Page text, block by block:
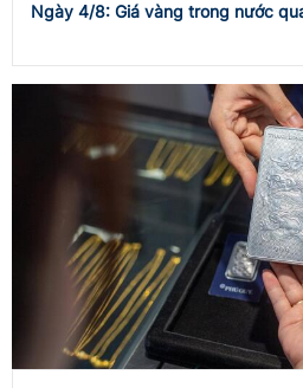
Ngày 4/8: Giá vàng trong nước